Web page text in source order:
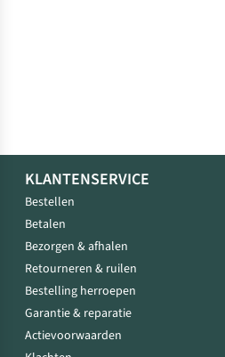
KLANTENSERVICE
Bestellen
Betalen
Bezorgen & afhalen
Retourneren & ruilen
Bestelling herroepen
Garantie & reparatie
Actievoorwaarden